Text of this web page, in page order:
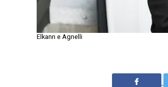
Elkann e Agnelli